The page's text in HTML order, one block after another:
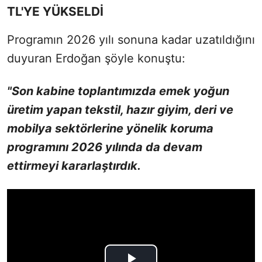
TL'YE YÜKSELDİ
Programın 2026 yılı sonuna kadar uzatıldığını
duyuran Erdoğan şöyle konuştu:
"Son kabine toplantımızda emek yoğun
üretim yapan tekstil, hazır giyim, deri ve
mobilya sektörlerine yönelik koruma
programını 2026 yılında da devam
ettirmeyi kararlaştırdık.